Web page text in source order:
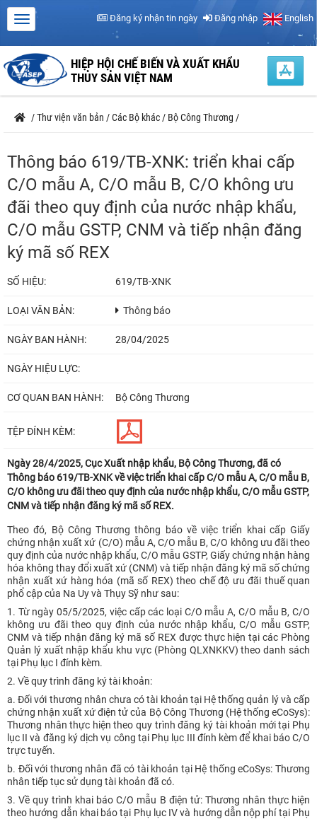
Đăng ký nhận tin ngày Đăng nhập English
HIỆP HỘI CHẾ BIẾN VÀ XUẤT KHẨU
THỦY SẢN VIỆT NAM
/Thư viện văn bản /Các Bộ khác / Bộ Công Thương /
Thông báo 619/TB-XNK: triển khai cấp
C/O mẫu A, C/O mẫu B, C/O không ưu
đãi theo quy định của nước nhập khẩu,
C/O mẫu GSTP, CNM và tiếp nhận đăng
ký mã số REX
SỐ HIỆU: 619/TB-XNK
LOẠI VĂN BẢN: Thông báo
NGÀY BAN HÀNH: 28/04/2025
NGÀY HIỆU LỰC:
CƠ QUAN BAN HÀNH: Bộ Công Thương
TỆP ĐÍNH KÈM:
Ngày 28/4/2025, Cục Xuất nhập khẩu, Bộ Công Thương, đã có
Thông báo 619/TB-XNK về việc triển khai cấp C/O mẫu A, C/O mẫu B,
C/O không ưu đãi theo quy định của nước nhập khẩu, C/O mẫu GSTP,
CNM và tiếp nhận đăng ký mã số REX.
Theo đó, Bộ Công Thương thông báo về việc triển khai cấp Giấy
chứng nhận xuất xứ (C/O) mẫu A, C/O mẫu B, C/O không ưu đãi theo
quy định của nước nhập khẩu, C/O mẫu GSTP, Giấy chứng nhận hàng
hóa không thay đổi xuất xứ (CNM) và tiếp nhận đăng ký mã số chứng
nhận xuất xứ hàng hóa (mã số REX) theo chế độ ưu đãi thuế quan
phổ cập của Na Uy và Thụy Sỹ như sau:
1. Từ ngày 05/5/2025, việc cấp các loại C/O mẫu A, C/O mẫu B, C/O
không ưu đãi theo quy định của nước nhập khẩu, C/O mẫu GSTP,
CNM và tiếp nhận đăng ký mã số REX được thực hiện tại các Phòng
Quản lý xuất nhập khẩu khu vực (Phòng QLXNKKV) theo danh sách
tại Phụ lục I đính kèm.
2. Về quy trình đăng ký tài khoản:
a. Đối với thương nhân chưa có tài khoản tại Hệ thống quản lý và cấp
chứng nhận xuất xứ điện tử của Bộ Công Thương (Hệ thống eCoSys):
Thương nhân thực hiện theo quy trình đăng ký tài khoản mới tại Phụ
lục II và đăng ký dịch vụ công tại Phụ lục III đính kèm để khai báo C/O
trực tuyến.
b. Đối với thương nhân đã có tài khoản tại Hệ thống eCoSys: Thương
nhân tiếp tục sử dụng tài khoản đã có.
3. Về quy trình khai báo C/O mẫu B điện tử: Thương nhân thực hiện
theo hướng dẫn khai báo tại Phụ lục IV và hướng dẫn nộp phí tại Phụ